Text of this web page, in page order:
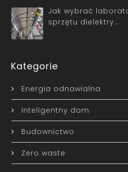
Jak wybrać
sprzętu dielektry…
Kategorie
Energia odnawialna
Inteligentny dom
Budownictwo
Zero waste